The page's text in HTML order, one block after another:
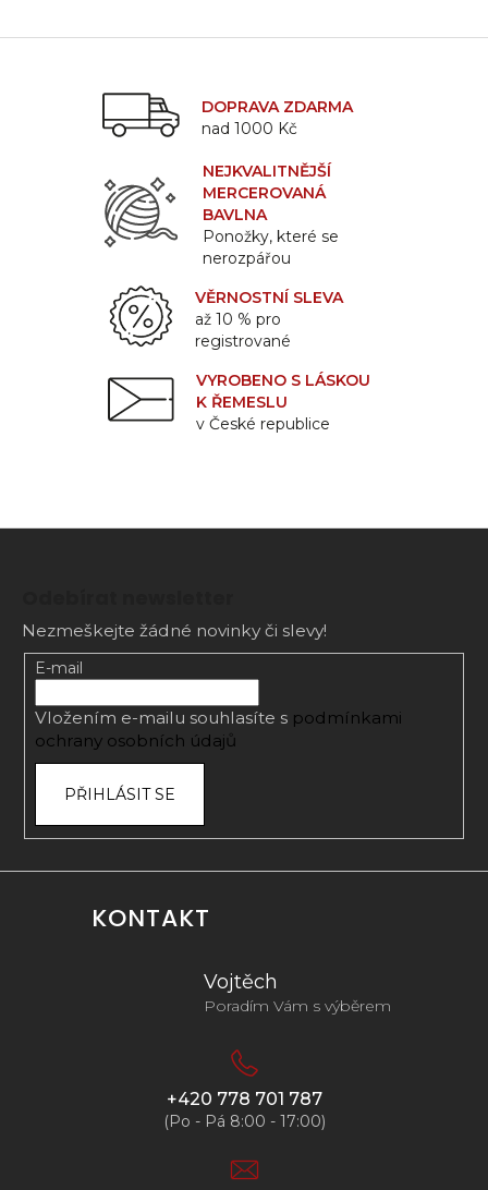
DOPRAVA ZDARMA
nad 1000 Kč
NEJKVALITNĚJŠÍ
MERCEROVANÁ
BAVLNA
Ponožky, které se
nerozpářou
VĚRNOSTNÍ SLEVA
až 10 % pro
registrované
VYROBENO S LÁSKOU
K ŘEMESLU
v České republice
Nezmeškejte žádné novinky či slevy!
E-mail
Vložením e-mailu souhlasíte s podmínkami
ochrany osobních údajů
PŘIHLÁSIT SE
KONTAKT
Vojtěch
Poradím Vám s výběrem
+420 778 701 787
(Po - Pá 8:00 - 17:00)